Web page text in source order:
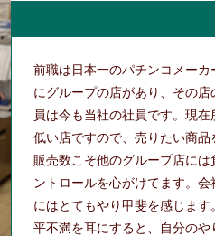
前職は日本一のパチンコメー
にグループの店があり、その
員は今も当社の社員です。現
低い店ですので、売りたい商
販売数こそ他のグループ店に
ントロールを心がけてます。
にはとてもやり甲斐を感じま
平不満を耳にすると、自分の